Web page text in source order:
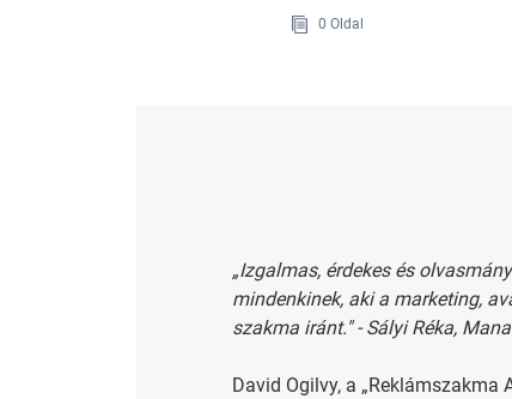
0 Oldal
„Izgalmas, érdekes és
mindenkinek, aki a marketing,
szakma iránt." - Sályi Réka,
David Ogilvy, a